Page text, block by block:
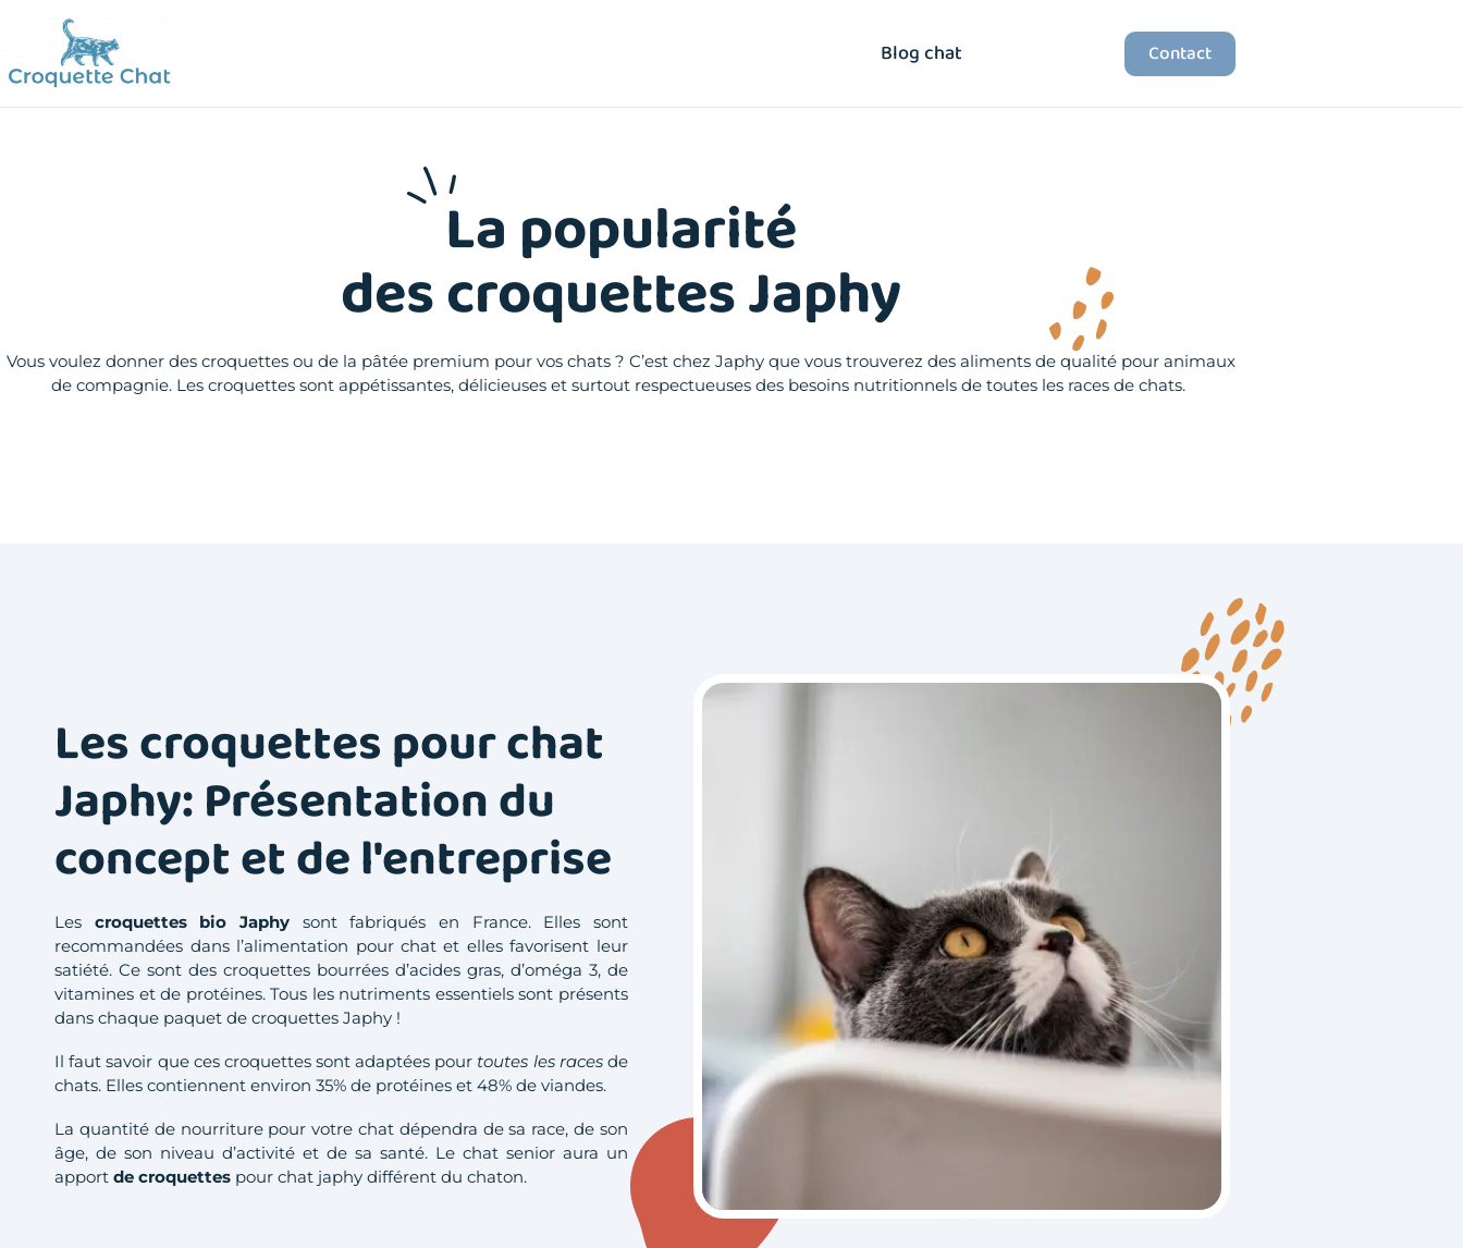
Blog chat Contact
La popularité
des croquettes Japhy
Vous voulez donner des croquettes ou de la pâtée premium pour vos chats ? C’est chez Japhy que vous trouverez des aliments de qualité pour animaux
de compagnie. Les croquettes sont appétissantes, délicieuses et surtout respectueuses des besoins nutritionnels de toutes les races de chats.
Les croquettes pour chat
Japhy: Présentation du
concept et de l'entreprise
Les croquettes bio Japhy sont fabriqués en France. Elles sont
recommandées dans l’alimentation pour chat et elles favorisent leur
satiété. Ce sont des croquettes bourrées d’acides gras, d’oméga 3, de
vitamines et de protéines. Tous les nutriments essentiels sont présents
dans chaque paquet de croquettes Japhy !
Il faut savoir que ces croquettes sont adaptées pour toutes les racesde
chats. Elles contiennent environ 35% de protéines et 48% de viandes.
La quantité de nourriture pour votre chat dépendra de sa race, de son
âge, de son niveau d’activité et de sa santé. Le chat senior aura un
apport de croquettes pour chat japhy différent du chaton.